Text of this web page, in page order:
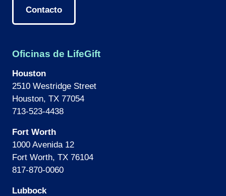
Contacto
Oficinas de LifeGift
Houston
2510 Westridge Street
Houston, TX 77054
713-523-4438
Fort Worth
1000 Avenida 12
Fort Worth, TX 76104
817-870-0060
Lubbock